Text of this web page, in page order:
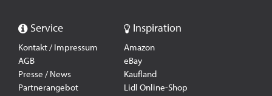
Service
Kontakt / Impressum
AGB
Presse / News
Partnerangebot
Inspiration
Amazon
eBay
Kaufland
Lidl Online-Shop